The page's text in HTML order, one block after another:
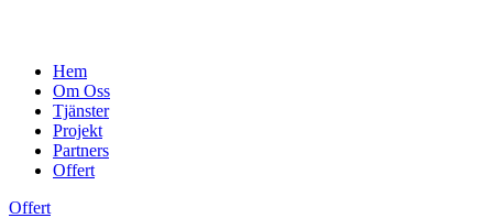
Hem
Om Oss
Tjänster
Projekt
Partners
Offert
Offert